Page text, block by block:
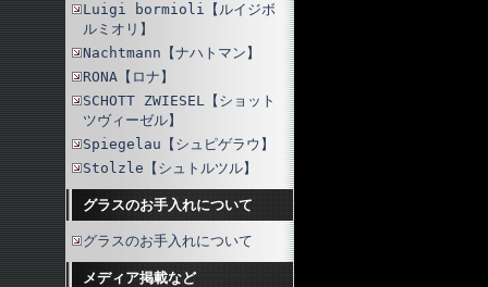
Luigi bormioli【ルイジボ
ルミオリ】
Nachtmann【ナハトマン】
RONA【ロナ】
SCHOTT ZWIESEL【ショット
ツヴィーゼル】
Spiegelau【シュピゲラウ】
Stolzle【シュトルツル】
グラスのお手入れについて
グラスのお手入れについて
メディア掲載など